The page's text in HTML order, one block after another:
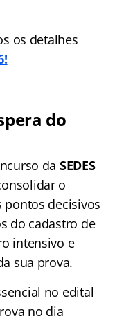
os detalhes
do
da SEDES
o
pontos decisivos
do cadastro de
intensivo e
sua prova.
no edital
no dia